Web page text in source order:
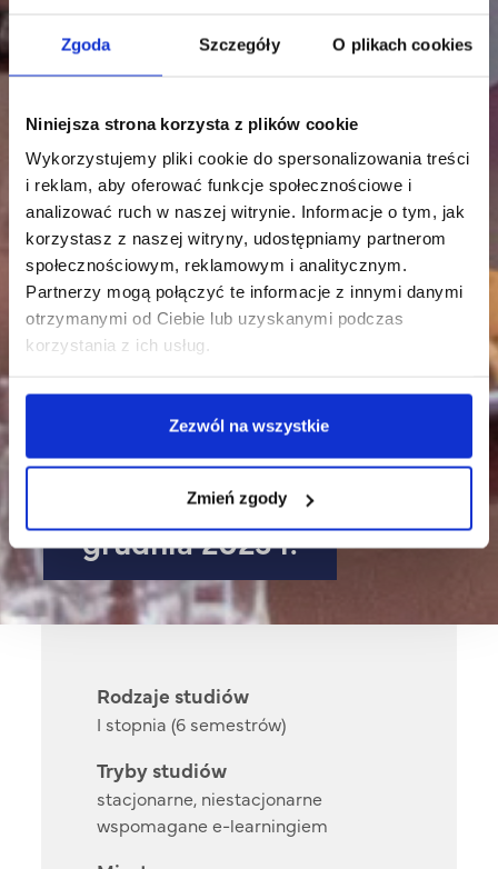
Zgoda Szczegóły O plikach cookies
Niniejsza strona korzysta z plików cookie
Wykorzystujemy pliki cookie do spersonalizowania treści
i reklam, aby oferować funkcje społecznościowe i
analizować ruch w naszej witrynie. Informacje o tym, jak
korzystasz z naszej witryny, udostępniamy partnerom
społecznościowym, reklamowym i analitycznym.
Partnerzy mogą połączyć te informacje z innymi danymi
otrzymanymi od Ciebie lub uzyskanymi podczas
korzystania z ich usług.
Zezwól na wszystkie
Zmień zgody
grudnia 2023 r.
Rodzaje studiów
I stopnia (6 semestrów)
Tryby studiów
stacjonarne, niestacjonarne
wspomagane e-learningiem